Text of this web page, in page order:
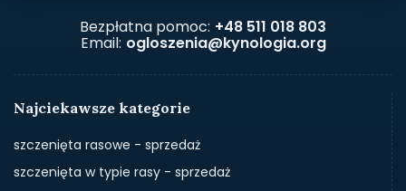
Bezpłatna pomoc: +48 511 018 803
Email: ogloszenia@kynologia.org
Najciekawsze kategorie
szczenięta rasowe - sprzedaż
szczenięta w typie rasy - sprzedaż